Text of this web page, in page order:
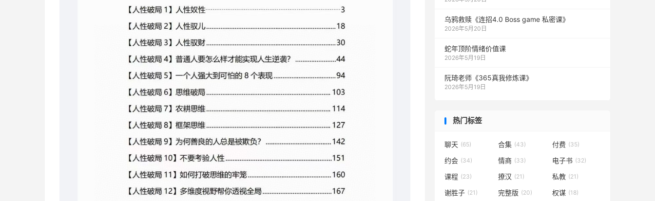
乌鸦救赎《连招4.0 Boss game 私密课》
2026年5月20日
蛇年顶阶情绪价值课
2026年5月19日
阮琦老师《365真我修炼课》
2026年5月19日
热门标签
聊天 (65) 合集 (43) 付费 (35)
约会 (34) 情商 (33) 电子书 (32)
课程 (23) 撩汉 (21) 私教 (21)
谢胜子 (21) 完整版 (20) 权谋 (18)